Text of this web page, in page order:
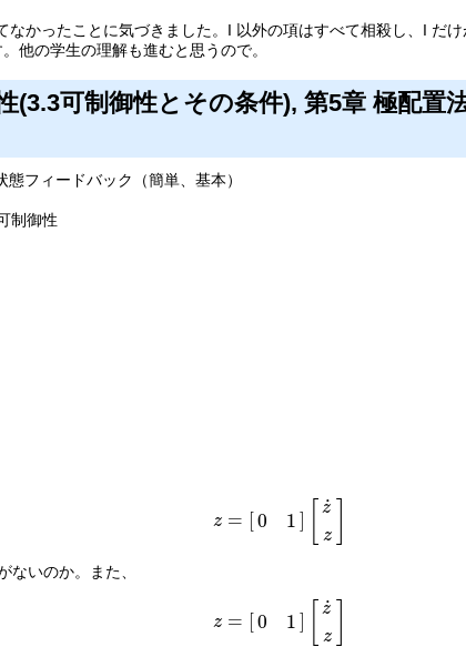
かったことに気づきました。I 以外の項はすべて相殺し、I だ
他の学生の理解も進むと思うので。
(3.3可制御性とその条件), 第5章 極配
フィードバック（簡単、基本）
制御性
z = [0 1] z
˙
z
=[0 [
いのか。また、
z = [0 1] z
˙
z
=[0 [